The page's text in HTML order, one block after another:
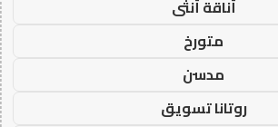
أناقة أنثى
متورخ
مدسن
روتانا تسويق